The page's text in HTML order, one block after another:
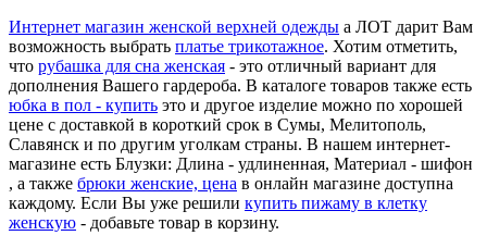
Интернет магазин женской верхней одежды а ЛОТ дарит Вам
возможность выбрать платье трикотажное. Хотим отметить,
что рубашка для сна женская - это отличный вариант для
дополнения Вашего гардероба. В каталоге товаров также есть
юбка в пол - купить это и другое изделие можно по хорошей
цене с доставкой в короткий срок в Сумы, Мелитополь,
Славянск и по другим уголкам страны. В нашем интернет-
магазине есть Блузки: Длина - удлиненная, Материал - шифон
, а также брюки женские, цена в онлайн магазине доступна
каждому. Если Вы уже решили купить пижаму в клетку
женскую - добавьте товар в корзину.